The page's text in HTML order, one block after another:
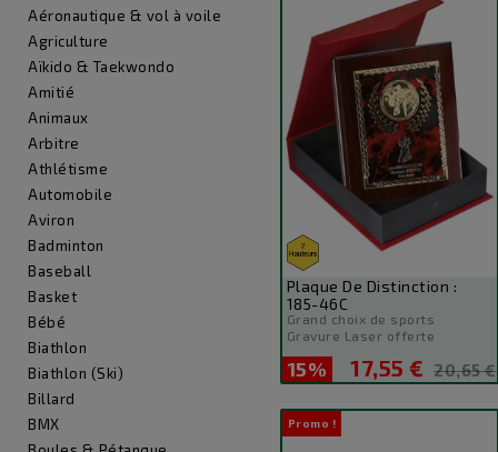
Aéronautique & vol à voile
Agriculture
Aïkido & Taekwondo
Amitié
Animaux
Arbitre
Athlétisme
Automobile
Aviron
Badminton
Baseball
Basket
Bébé
Biathlon
Biathlon (Ski)
Billard
BMX
15%
Plaque De Distinction :
185-46C
Grand choix de sports
Gravure Laser offerte
Prix
17,55 € Prix
base
20,65 €
Promo !